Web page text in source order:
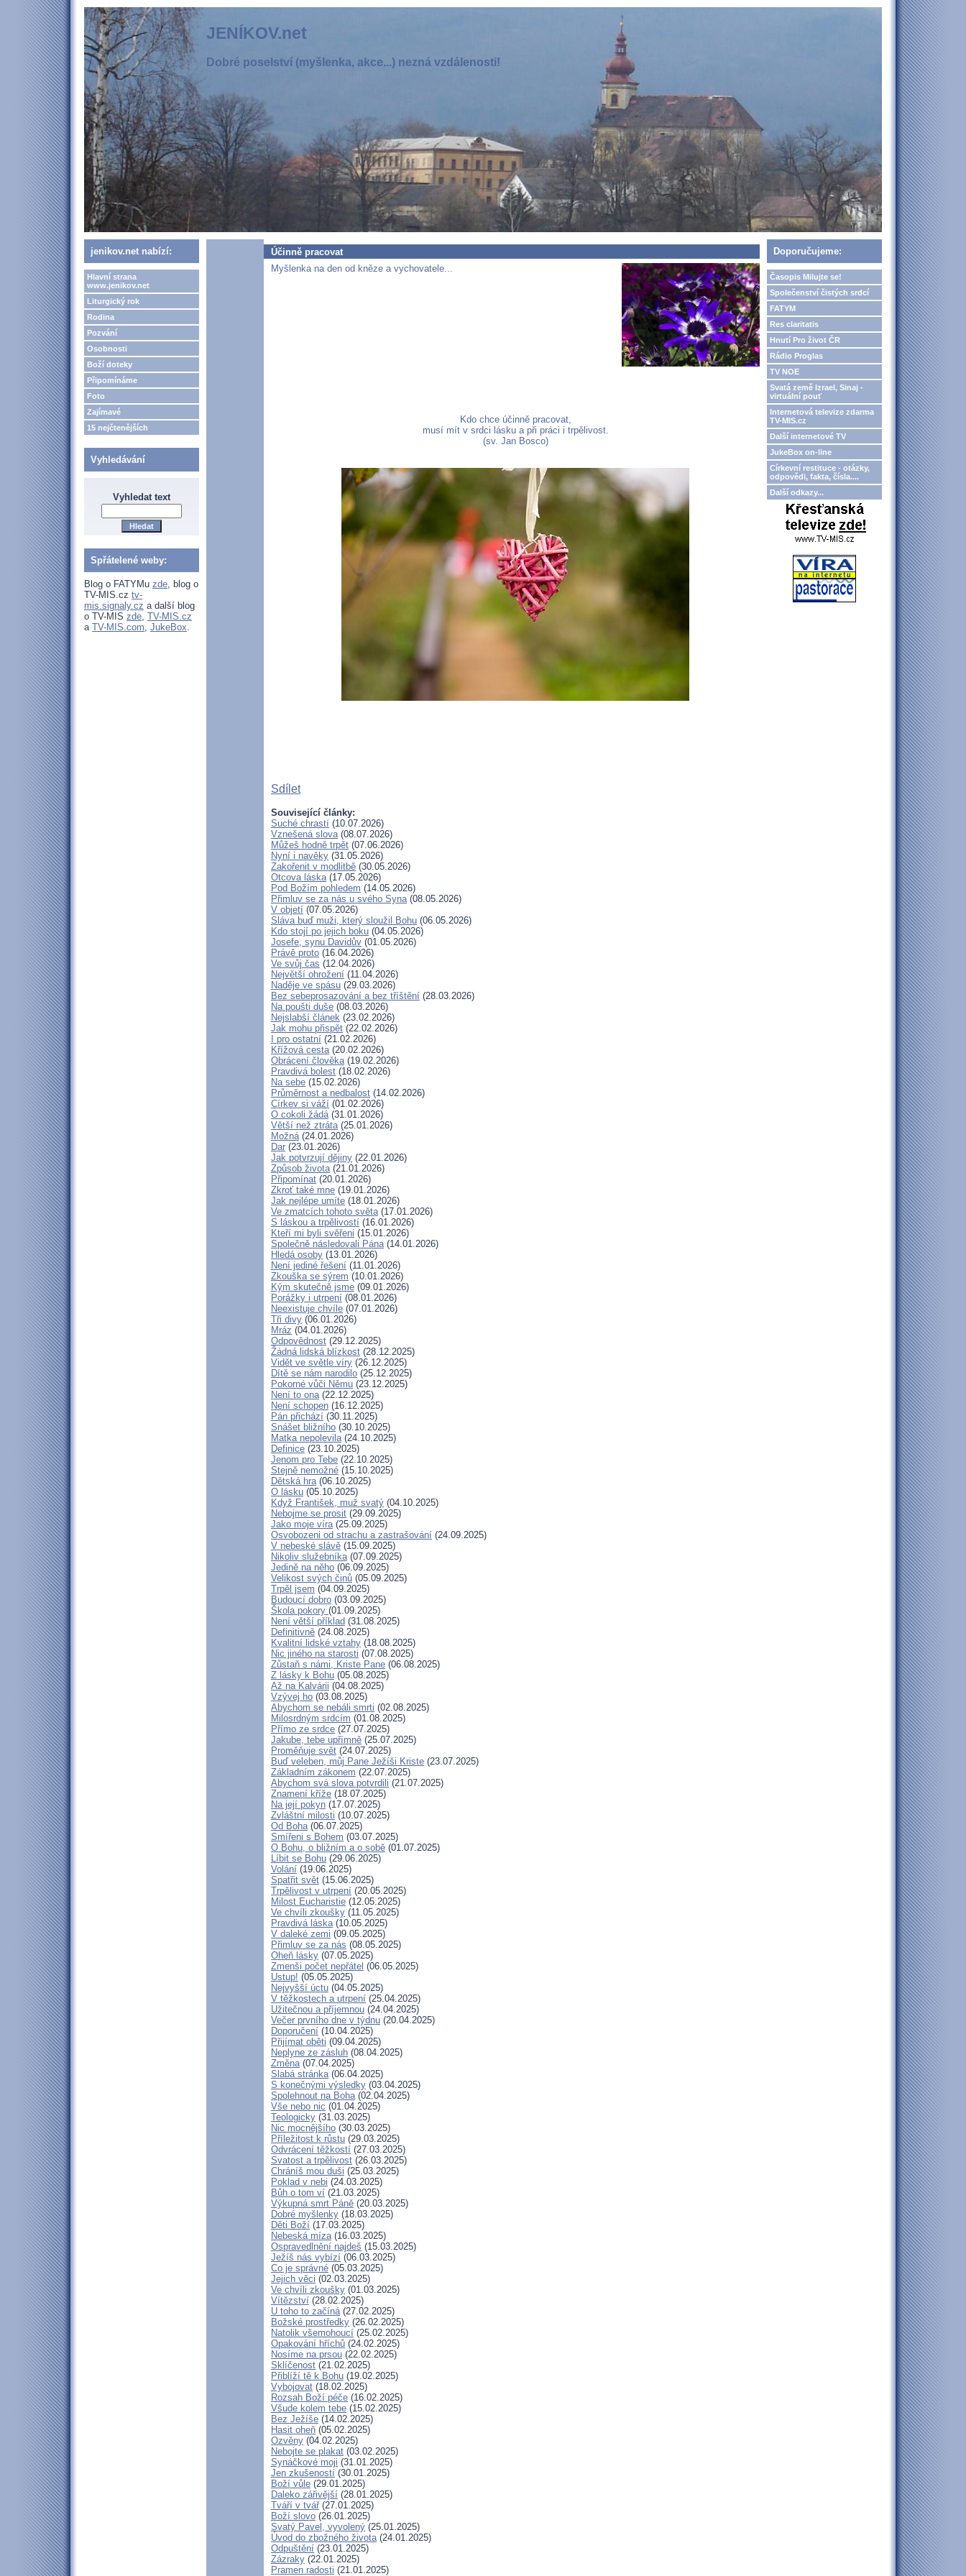
JENÍKOV.net
Dobré poselství (myšlenka, akce...) nezná vzdálenosti!
jenikov.net nabízí:
Hlavní strana
www.jenikov.net
Liturgický rok
Rodina
Pozvání
Osobnosti
Boží doteky
Připomínáme
Foto
Zajímavé
15 nejčtenějších
Vyhledávání
Vyhledat text
Spřátelené weby:
Blog o FATYMu zde, blog o
TV-MIS.cz tv-
mis.signaly.cz a další blog
o TV-MIS zde, TV-MIS.cz
a TV-MIS.com, JukeBox.
Účinně pracovat
Myšlenka na den od kněze a vychovatele...
Kdo chce účinně pracovat,
musí mít v srdci lásku a při práci i trpělivost.
(sv. Jan Bosco)
Sdílet
Související články:
Suché chrastí (10.07.2026)
Vznešená slova(08.07.2026)
Můžeš hodně trpět (07.06.2026)
Nyní i navěky (31.05.2026)
Zakořenit v modlitbě (30.05.2026)
Otcova láska(17.05.2026)
Pod Božím pohledem (14.05.2026)
Přimluv se za nás u svého Syna(08.05.2026)
V objetí (07.05.2026)
Sláva buď muži, který sloužil Bohu (06.05.2026)
Kdo stojí po jejich boku (04.05.2026)
Josefe, synu Davidův (01.05.2026)
Právě proto (16.04.2026)
Ve svůj čas (12.04.2026)
Největší ohrožení (11.04.2026)
Naděje ve spásu (29.03.2026)
Bez sebeprosazování a bez tříštění (28.03.2026)
Na poušti duše (08.03.2026)
Nejslabší článek (23.02.2026)
Jak mohu přispět (22.02.2026)
I pro ostatní (21.02.2026)
Křížová cesta(20.02.2026)
Obrácení člověka(19.02.2026)
Pravdivá bolest (18.02.2026)
Na sebe (15.02.2026)
Průměrnost a nedbalost (14.02.2026)
Církev si váží (01.02.2026)
O cokoli žádá(31.01.2026)
Větší než ztráta(25.01.2026)
Možná(24.01.2026)
Dar (23.01.2026)
Jak potvrzují dějiny (22.01.2026)
Způsob života(21.01.2026)
Připomínat (20.01.2026)
Zkroť také mne (19.01.2026)
Jak nejlépe umíte (18.01.2026)
Ve zmatcích tohoto světa(17.01.2026)
S láskou a trpělivostí (16.01.2026)
Kteří mi byli svěřeni (15.01.2026)
Společně následovali Pána(14.01.2026)
Hledá osoby (13.01.2026)
Není jediné řešení (11.01.2026)
Zkouška se sýrem (10.01.2026)
Kým skutečně jsme (09.01.2026)
Porážky i utrpení (08.01.2026)
Neexistuje chvíle (07.01.2026)
Tři divy (06.01.2026)
Mráz (04.01.2026)
Odpovědnost (29.12.2025)
Žádná lidská blízkost (28.12.2025)
Vidět ve světle víry (26.12.2025)
Dítě se nám narodilo (25.12.2025)
Pokorné vůči Němu (23.12.2025)
Není to ona(22.12.2025)
Není schopen (16.12.2025)
Pán přichází (30.11.2025)
Snášet bližního (30.10.2025)
Matka nepolevila(24.10.2025)
Definice (23.10.2025)
Jenom pro Tebe (22.10.2025)
Stejně nemožné (15.10.2025)
Dětská hra(06.10.2025)
O lásku (05.10.2025)
Když František, muž svatý (04.10.2025)
Nebojme se prosit (29.09.2025)
Jako moje víra(25.09.2025)
Osvobozeni od strachu a zastrašování (24.09.2025)
V nebeské slávě (15.09.2025)
Nikoliv služebníka(07.09.2025)
Jedině na něho (06.09.2025)
Velikost svých činů (05.09.2025)
Trpěl jsem (04.09.2025)
Budoucí dobro (03.09.2025)
Škola pokory (01.09.2025)
Není větší příklad (31.08.2025)
Definitivně (24.08.2025)
Kvalitní lidské vztahy (18.08.2025)
Nic jiného na starosti (07.08.2025)
Zůstaň s námi, Kriste Pane (06.08.2025)
Z lásky k Bohu (05.08.2025)
Až na Kalvárii (04.08.2025)
Vzývej ho (03.08.2025)
Abychom se nebáli smrti (02.08.2025)
Milosrdným srdcím (01.08.2025)
Přímo ze srdce (27.07.2025)
Jakube, tebe upřímně (25.07.2025)
Proměňuje svět (24.07.2025)
Buď veleben, můj Pane Ježíši Kriste (23.07.2025)
Základním zákonem (22.07.2025)
Abychom svá slova potvrdili (21.07.2025)
Znamení kříže (18.07.2025)
Na její pokyn (17.07.2025)
Zvláštní milosti (10.07.2025)
Od Boha(06.07.2025)
Smířeni s Bohem (03.07.2025)
O Bohu, o bližním a o sobě (01.07.2025)
Líbit se Bohu (29.06.2025)
Volání (19.06.2025)
Spatřit svět (15.06.2025)
Trpělivost v utrpení (20.05.2025)
Milost Eucharistie (12.05.2025)
Ve chvíli zkoušky (11.05.2025)
Pravdivá láska(10.05.2025)
V daleké zemi (09.05.2025)
Přimluv se za nás (08.05.2025)
Oheň lásky (07.05.2025)
Zmenši počet nepřátel (06.05.2025)
Ustup! (05.05.2025)
Nejvyšší úctu (04.05.2025)
V těžkostech a utrpení (25.04.2025)
Užitečnou a příjemnou (24.04.2025)
Večer prvního dne v týdnu (20.04.2025)
Doporučení (10.04.2025)
Přijímat oběti (09.04.2025)
Neplyne ze zásluh (08.04.2025)
Změna(07.04.2025)
Slabá stránka(06.04.2025)
S konečnými výsledky (03.04.2025)
Spolehnout na Boha(02.04.2025)
Vše nebo nic (01.04.2025)
Teologicky (31.03.2025)
Nic mocnějšího (30.03.2025)
Příležitost k růstu (29.03.2025)
Odvrácení těžkostí (27.03.2025)
Svatost a trpělivost (26.03.2025)
Chráníš mou duši (25.03.2025)
Poklad v nebi (24.03.2025)
Bůh o tom ví (21.03.2025)
Výkupná smrt Páně (20.03.2025)
Dobré myšlenky (18.03.2025)
Děti Boží (17.03.2025)
Nebeská míza(16.03.2025)
Ospravedlnění najdeš (15.03.2025)
Ježíš nás vybízí (06.03.2025)
Co je správné (05.03.2025)
Jejich věci (02.03.2025)
Ve chvíli zkoušky (01.03.2025)
Vítězství (28.02.2025)
U toho to začíná(27.02.2025)
Božské prostředky (26.02.2025)
Natolik všemohoucí (25.02.2025)
Opakování hříchů (24.02.2025)
Nosíme na prsou (22.02.2025)
Sklíčenost (21.02.2025)
Přiblíží tě k Bohu (19.02.2025)
Vybojovat (18.02.2025)
Rozsah Boží péče (16.02.2025)
Všude kolem tebe (15.02.2025)
Bez Ježíše (14.02.2025)
Hasit oheň (05.02.2025)
Ozvěny (04.02.2025)
Nebojte se plakat (03.02.2025)
Synáčkové moji (31.01.2025)
Jen zkušeností (30.01.2025)
Boží vůle (29.01.2025)
Daleko zářivější (28.01.2025)
Tváří v tvář(27.01.2025)
Boží slovo (26.01.2025)
Svatý Pavel, vyvolený (25.01.2025)
Úvod do zbožného života(24.01.2025)
Odpuštění (23.01.2025)
Zázraky (22.01.2025)
Pramen radosti (21.01.2025)
Doporučujeme:
Časopis Milujte se!
Společenství čistých srdcí
FATYM
Res claritatis
Hnutí Pro život ČR
Rádio Proglas
TV NOE
Svatá země Izrael, Sinaj -
virtuální pouť
Internetová televize zdarma
TV-MIS.cz
Další internetové TV
JukeBox on-line
Církevní restituce - otázky,
odpovědi, fakta, čísla....
Další odkazy...